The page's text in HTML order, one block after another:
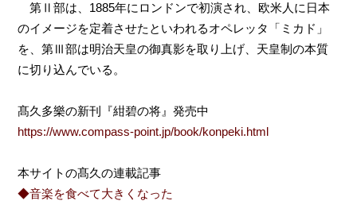
第Ⅱ部は、1885年にロンドンで初演され、欧米人に日本
のイメージを定着させたといわれるオペレッタ「ミカド」
を、第Ⅲ部は明治天皇の御真影を取り上げ、天皇制の本質
に切り込んでいる。
髙久多樂の新刊『紺碧の将』発売中
https://www.compass-point.jp/book/konpeki.html
本サイトの髙久の連載記事
◆音楽を食べて大きくなった